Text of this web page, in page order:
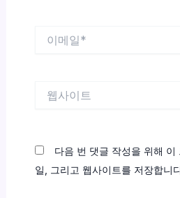
다음 번 댓글 작성을 위해 이
일, 그리고 웹사이트를 저장합니